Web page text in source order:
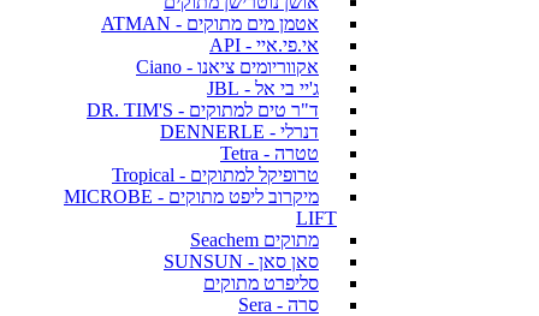
אטמן מים מתוקים - ATMAN
אי.פי.איי - API
אקווריומים ציאנו - Ciano
ג'יי בי אל - JBL
ד"ר טים למתוקים - DR. TIM'S
דנרלי - DENNERLE
טטרה - Tetra
טרופיקל למתוקים - Tropical
מיקרוב ליפט מתוקים - MICROBE
LIFT
מתוקים Seachem
סאן סאן - SUNSUN
סליפרט מתוקים
סרה - Sera